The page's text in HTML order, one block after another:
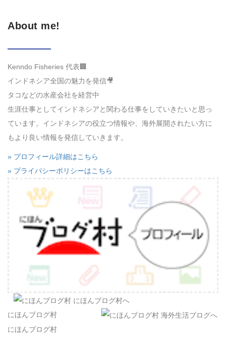
About me!
Kenndo Fisheries 代表🏢
インドネシア全国の魅力を発信🎥
タコなどの水産会社を経営中
生涯仕事としてインドネシアと関わる仕事をしていきたいと思っ
ています。インドネシアの役立つ情報や、海外展開されたい方に
もより良い情報を発信していきます。
» プロフィール詳細はこちら
» プライバシーポリシーはこちら
にほんブログ村
にほんブログ村